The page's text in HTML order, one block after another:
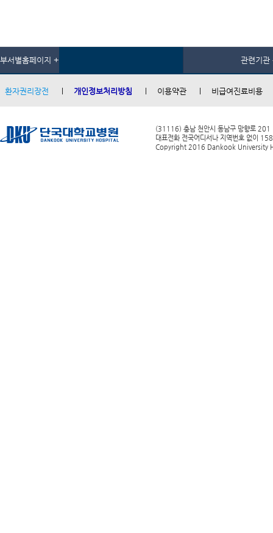
부서별홈페이지 + 관련기관
환자권리장전 개인정보처리방침 이용약관 비급여진료비용
(31116) 충남 천안시 동남구 망향로 201
대표전화 전국어디서나 지역번호 없이
Copyright 2016 Dankook University